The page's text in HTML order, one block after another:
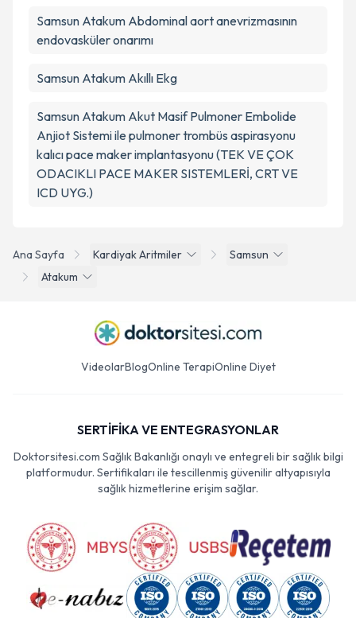
Ana Sayfa Kardiyak Aritmiler
Samsun
Atakum
Samsun Atakum Abdominal aort anevrizmasının
endovasküler onarımı
Samsun Atakum Akıllı Ekg
Samsun Atakum Akut Masif Pulmoner Embolide
Anjiot Sistemi ile pulmoner trombüs aspirasyonu
kalıcı pace maker implantasyonu (TEK VE ÇOK
ODACIKLI PACE MAKER SISTEMLERİ, CRT VE
ICD UYG.)
VideolarBlogOnline TerapiOnline Diyet
SERTİFİKA VE ENTEGRASYONLAR
Doktorsitesi.com Sağlık Bakanlığı onaylı ve entegreli bir sağlık bilgi
platformudur. Sertifikaları ile tescillenmiş güvenilir altyapısıyla
sağlık hizmetlerine erişim sağlar.